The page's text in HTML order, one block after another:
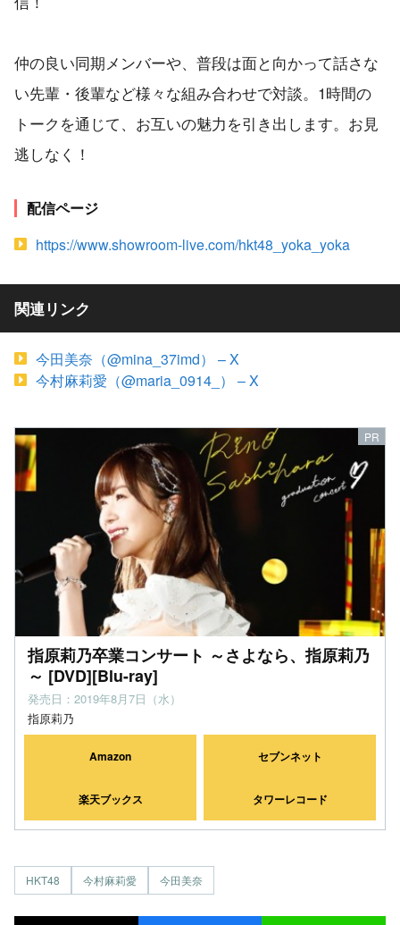
仲の良い同期メンバーや、普段は面と向かって話さな
い先輩・後輩など様々な組み合わせで対談。1時間の
トークを通じて、お互いの魅力を引き出します。お見
逃しなく！
配信ページ
https://www.showroom-live.com/hkt48_yoka_yoka
関連リンク
今田美奈（@mina_37imd） – X
今村麻莉愛（@maria_0914_） – X
指原莉乃卒業コンサート ～さよなら、指原莉乃
～ [DVD][Blu-ray]
発売日：2019年8月7日（水）
指原莉乃
Amazon セブンネット
楽天ブックス タワーレコード
HKT48 今村麻莉愛 今田美奈